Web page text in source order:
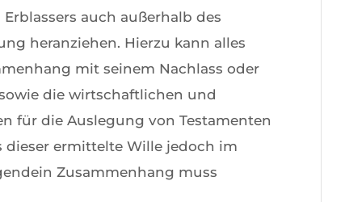
auch außerhalb des
heranziehen. Hierzu kann alles
mit seinem Nachlass oder
die wirtschaftlichen und
für die Auslegung von Testamenten
dieser ermittelte Wille jedoch im
Zusammenhang muss